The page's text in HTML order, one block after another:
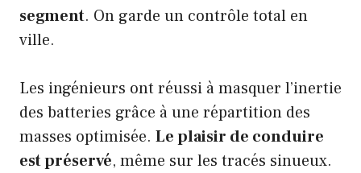
segment. On garde un contrôle total en
ville.
Les ingénieurs ont réussi à masquer l’inertie
des batteries grâce à une répartition des
masses optimisée. Le plaisir de conduire
est préservé, même sur les tracés sinueux.